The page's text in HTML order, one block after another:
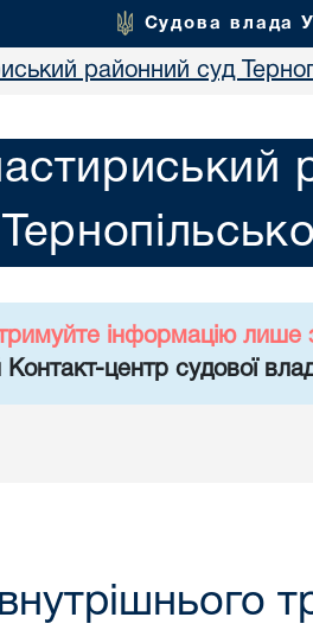
Судова влада
районний суд
інформацію лише
центр судової